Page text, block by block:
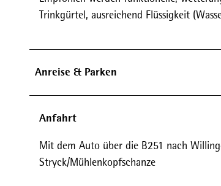
Trinkgürtel, ausreichend Flüssigkeit
Anreise & Parken
Anfahrt
Mit dem Auto über die B251 nach
Stryck/Mühlenkopfschanze